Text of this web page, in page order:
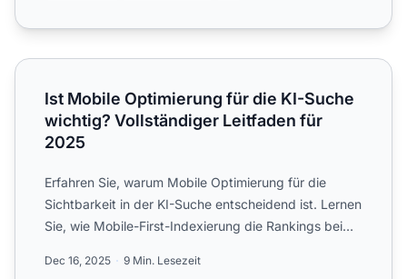
Ist Mobile Optimierung für die KI-Suche wichtig?
Ist Mobile Optimierung für die KI-Suche
wichtig? Vollständiger Leitfaden für
2025
Erfahren Sie, warum Mobile Optimierung für die
Sichtbarkeit in der KI-Suche entscheidend ist. Lernen
Sie, wie Mobile-First-Indexierung die Rankings bei
Dec 16, 2025 9 Min. Lesezeit